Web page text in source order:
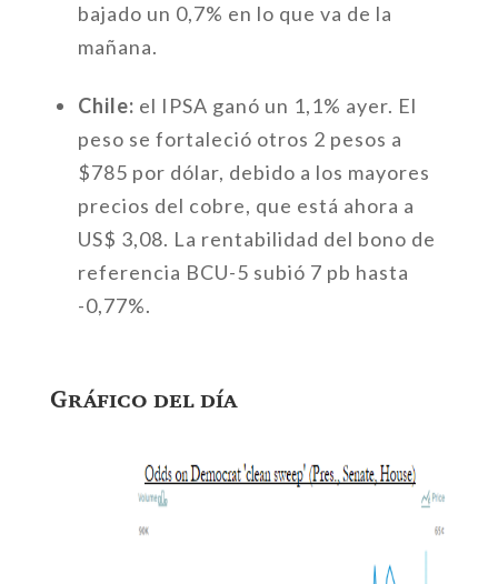
bajado un 0,7% en lo que va de la
mañana.
Chile: el IPSA ganó un 1,1% ayer. El
peso se fortaleció otros 2 pesos a
$785 por dólar, debido a los mayores
precios del cobre, que está ahora a
US$ 3,08. La rentabilidad del bono de
referencia BCU-5 subió 7 pb hasta
-0,77%.
Gráfico del día